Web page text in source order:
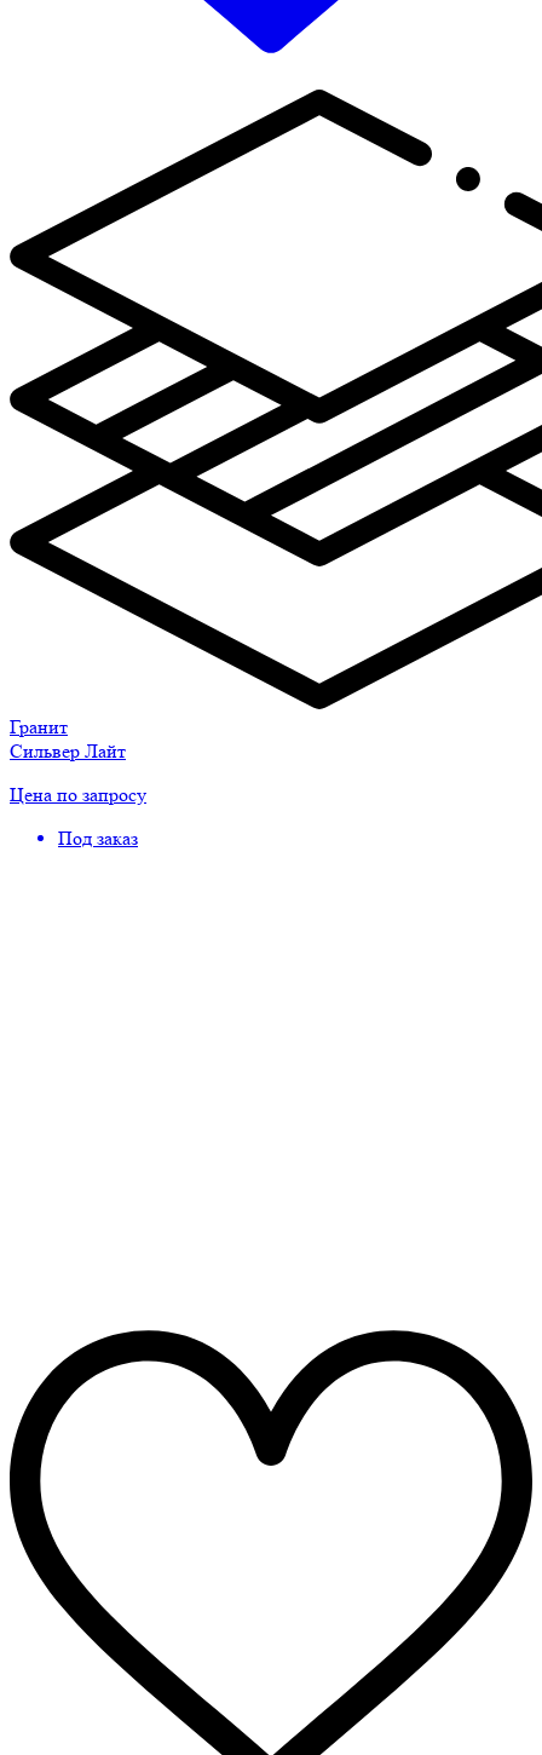
Гранит
Сильвер Лайт
Цена по запросу
Под заказ